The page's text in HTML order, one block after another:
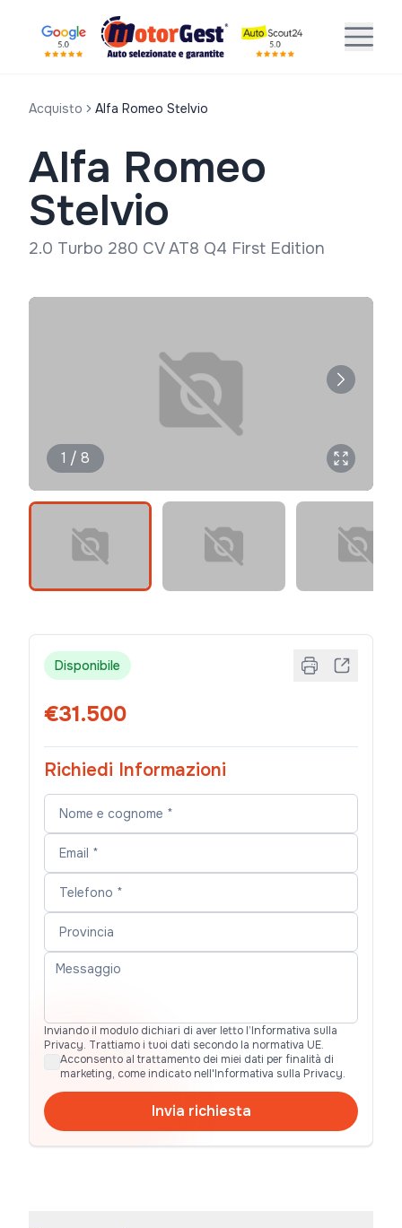
Acquisto Alfa Romeo Stelvio
Alfa Romeo
Stelvio
2.0 Turbo 280 CV AT8 Q4 First Edition
1 / 8
Disponibile
€31.500
Richiedi Informazioni
Inviando il modulo dichiari di aver letto l’Informativa sulla
Privacy. Trattiamo i tuoi dati secondo la normativa UE.
Acconsento al trattamento dei miei dati per finalità di
marketing, come indicato nell'Informativa sulla Privacy.
Invia richiesta